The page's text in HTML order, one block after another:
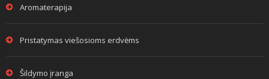
Aromaterapija
Pristatymas viešosioms erdvėms
Šildymo įranga